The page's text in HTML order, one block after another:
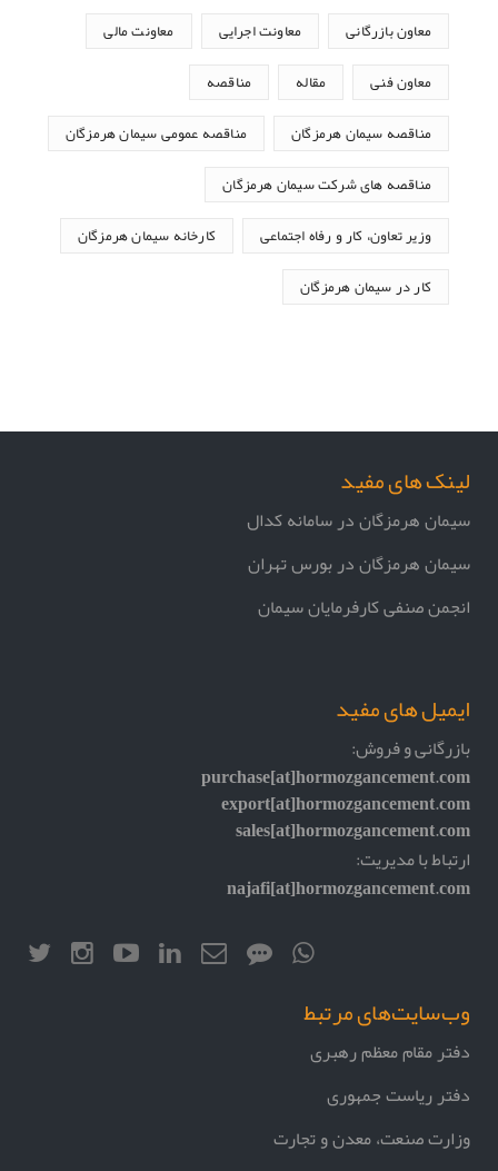
معاون بازرگانی معاونت اجرایی معاونت مالی
معاون فنی مقاله مناقصه
مناقصه سیمان هرمزگان مناقصه عمومی سیمان هرمزگان
مناقصه های شرکت سیمان هرمزگان
وزیر تعاون، کار و رفاه اجتماعی کارخانه سیمان هرمزگان
کار در سیمان هرمزگان
لینک های مفید
سیمان هرمزگان در سامانه کدال
سیمان هرمزگان در بورس تهران
انجمن صنفی کارفرمایان سیمان
ایمیل های مفید
بازرگانی و فروش:
purchase[at]hormozgancement.com
export[at]hormozgancement.com
sales[at]hormozgancement.com
ارتباط با مدیریت:
najafi[at]hormozgancement.com
وب‌سایت‌های مرتبط
دفتر مقام معظم رهبری
دفتر ریاست جمهوری
وزارت صنعت، معدن و تجارت